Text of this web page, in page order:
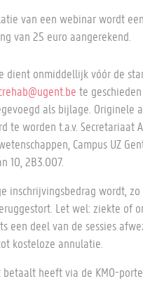
van een webinar wordt
van 25 euro aangerekend.
dient onmiddellijk vóór de
te
als bijlage. Originele
te worden t.a.v. Secretariaat
Campus UZ
10, 2B3.007.
inschrijvingsbedrag wordt,
Let wel: ziekte of
een deel van de sessies
kosteloze annulatie.
betaalt heeft via de KMO-